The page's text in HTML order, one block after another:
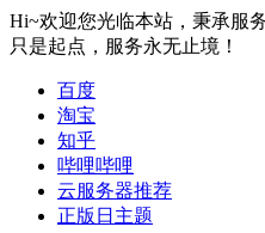
Hi~欢迎您光临本站，秉承服
只是起点，服务永无止境！
百度
淘宝
知乎
哔哩哔哩
云服务器推荐
正版日主题